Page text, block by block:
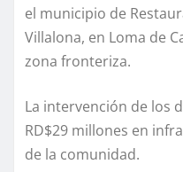
el municipio de
Villalona, en Loma de
zona fronteriza.
La intervención de los
RD$29 millones en
de la comunidad.